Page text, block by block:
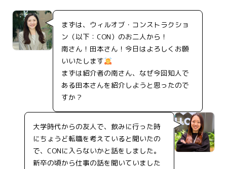
まずは、ウィルオブ・コンストラクショ
ン（以下：CON）のお二人から！
南さん！田本さん！今日はよろしくお願
いいたします
まずは紹介者の南さん、なぜ今回知人で
ある田本さんを紹介しようと思ったので
すか？
大学時代からの友人で、飲みに行った時
にちょうど転職を考えていると聞いたの
で、CONに入らないかと話をしました。
新卒の頃から仕事の話を聞いていました